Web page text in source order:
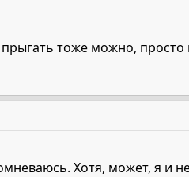
прыгать тоже можно,
Хотя, может, я и